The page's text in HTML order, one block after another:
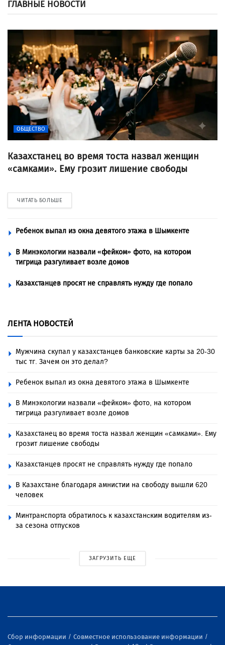
ГЛАВНЫЕ НОВОСТИ
ОБЩЕСТВО
Казахстанец во время тоста назвал женщин
«самками». Ему грозит лишение свободы
ЧИТАТЬ БОЛЬШЕ
Ребенок выпал из окна девятого этажа в Шымкенте
В Минэкологии назвали «фейком» фото, на котором
тигрица разгуливает возле домов
Казахстанцев просят не справлять нужду где попало
ЛЕНТА НОВОСТЕЙ
Мужчина скупал у казахстанцев банковские карты за 20-30
тыс тг. Зачем он это делал?
Ребенок выпал из окна девятого этажа в Шымкенте
В Минэкологии назвали «фейком» фото, на котором
тигрица разгуливает возле домов
Казахстанец во время тоста назвал женщин «самками». Ему
грозит лишение свободы
Казахстанцев просят не справлять нужду где попало
В Казахстане благодаря амнистии на свободу вышли 620
человек
Минтранспорта обратилось к казахстанcким водителям из-
за сезона отпусков
ЗАГРУЗИТЬ ЕЩЕ
Сбор информации
Совместное использование информации